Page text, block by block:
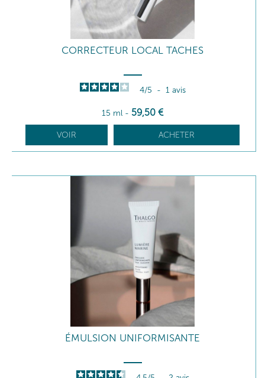
CORRECTEUR LOCAL TACHES
4/5 - 1 avis
15 ml - 59,50 €
VOIR ACHETER
ÉMULSION UNIFORMISANTE